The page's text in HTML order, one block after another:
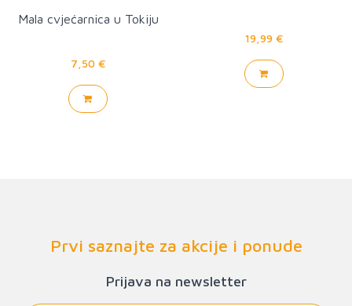
Mala cvjećarnica u Tokiju
7,50 €
19,99 €
Prvi saznajte za akcije i ponude
Prijava na newsletter